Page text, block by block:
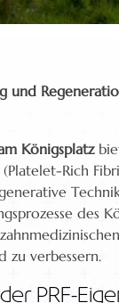
und
Königsplatz
Rich
des
zu verbessern.
PRF-